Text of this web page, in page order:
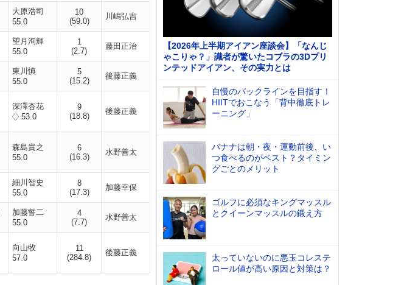
大原浩司
55.0
10
(59.0)
川嶋弘吉
望月洵輝
55.0
1
(2.7)
藤田正治
東川慎
55.0
5
(15.2)
後藤正義
深澤杏花
53.0
9
(18.8)
後藤正義
森島貴之
55.0
6
(16.3)
水野善太
細川智史
55.0
8
(17.3)
加藤幸保
加藤誓二
55.0
4
(7.7)
水野善太
向山牧
57.0
11
(284.8)
後藤正義
【2026年上半期アイアン座談会】「なんじ
ゃこりゃ？」識者が驚いたコブラの3Dプリ
ンテッドアイアン、その実力とは
自慢のバックラインを目指す！
HIITでおこなう「背中徹底トレ
ーニング」
バナナは朝・夜・運動前後、い
つ食べるのがベスト？タイミン
グごとのメリット
ゴルフに必須なキングマッスル
とクイーンマッスルの鍛え方
太っていないのに悪玉コレステ
ロール値が高い原因と対策は？